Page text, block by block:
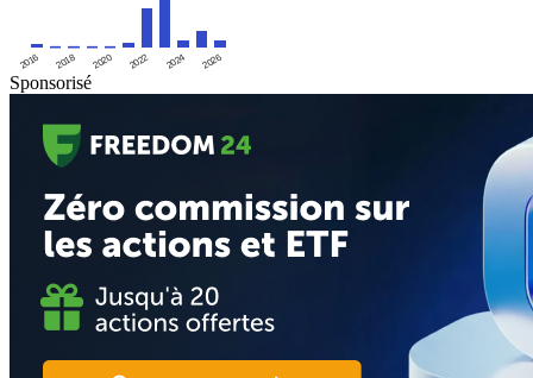
2016 2018 2020 2022 2024 2026
Sponsorisé